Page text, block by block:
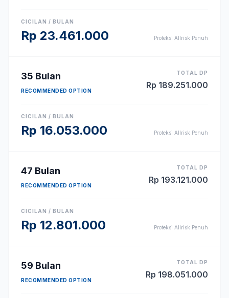
CICILAN / BULAN
Rp 23.461.000 Proteksi Allrisk Penuh
35 Bulan
RECOMMENDED OPTION
TOTAL DP
Rp 189.251.000
CICILAN / BULAN
Rp 16.053.000 Proteksi Allrisk Penuh
47 Bulan
RECOMMENDED OPTION
TOTAL DP
Rp 193.121.000
CICILAN / BULAN
Rp 12.801.000 Proteksi Allrisk Penuh
59 Bulan
RECOMMENDED OPTION
TOTAL DP
Rp 198.051.000